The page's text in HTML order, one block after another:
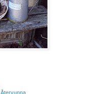
Återvunna